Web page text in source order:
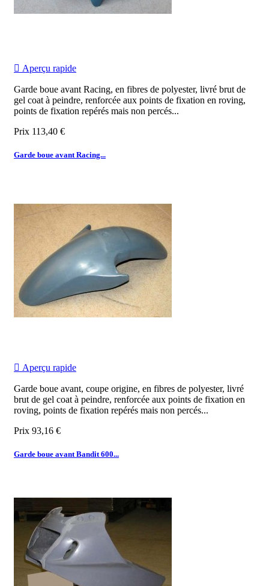
 Aperçu rapide
Garde boue avant Racing, en fibres de polyester, livré brut de
gel coat à peindre, renforcée aux points de fixation en roving,
points de fixation repérés mais non percés...
Prix 113,40 €
Garde boue avant Racing...
 Aperçu rapide
Garde boue avant, coupe origine, en fibres de polyester, livré
brut de gel coat à peindre, renforcée aux points de fixation en
roving, points de fixation repérés mais non percés...
Prix 93,16 €
Garde boue avant Bandit 600...